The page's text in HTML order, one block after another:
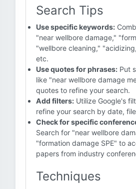
Search Tips
Use specific keywords:
"near wellbore damage,"
"wellbore cleaning,"
etc.
Use quotes for phrases: Put
like "near wellbore damage
quotes to refine your search.
Add filters: Utilize Google's
refine your search by date,
Check for specific
Search for "near wellbore
"formation damage SPE" to
papers from industry
Techniques